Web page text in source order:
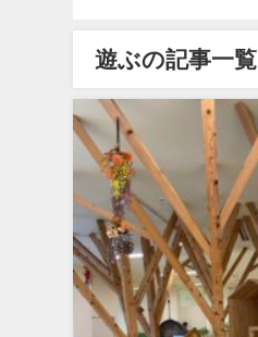
遊ぶの記事一覧